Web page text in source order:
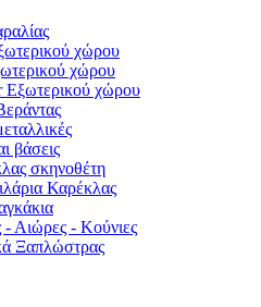
χώρου
χώρου
χώρου
βάσεις
σκηνοθέτη
Καρέκλας
Αιώρες - Κούνιες
Ξαπλώστρας